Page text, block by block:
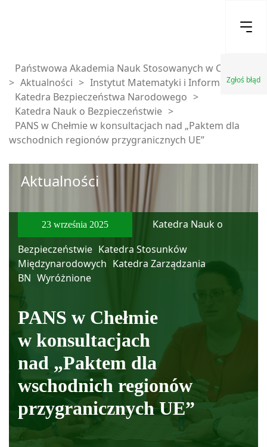
Zgłoś błąd
Państwowa Akademia Nauk Stosowanych w Chełmie
> Aktualności > Instytut Matematyki i Informatyki >
Katedra Bezpieczeństwa Narodowego >
Katedra Nauk o Bezpieczeństwie >
PANS w Chełmie w konsultacjach nad „Paktem dla
wschodnich regionów przygranicznych UE”
Aktualności
23 września 2025
Katedra Nauk o
Bezpieczeństwie Katedra Stosunków
Międzynarodowych Katedra Zarządzania
BN Wyróżnione
PANS w Chełmie
w konsultacjach
nad „Paktem dla
wschodnich regionów
przygranicznych UE”